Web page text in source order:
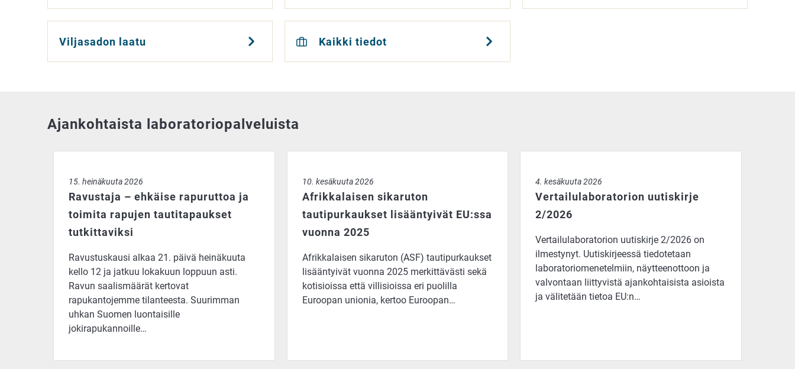
Viljasadon laatu Kaikki tiedot
Ajankohtaista laboratoriopalveluista
15. heinäkuuta 2026
Ravustaja – ehkäise rapuruttoa ja
toimita rapujen tautitapaukset
tutkittaviksi
Ravustuskausi alkaa 21. päivä heinäkuuta
kello 12 ja jatkuu lokakuun loppuun asti.
Ravun saalismäärät kertovat
rapukantojemme tilanteesta. Suurimman
uhkan Suomen luontaisille
jokirapukannoille…
10. kesäkuuta 2026
Afrikkalaisen sikaruton
tautipurkaukset lisääntyivät EU:ssa
vuonna 2025
Afrikkalaisen sikaruton (ASF) tautipurkaukset
lisääntyivät vuonna 2025 merkittävästi sekä
kotisioissa että villisioissa eri puolilla
Euroopan unionia, kertoo Euroopan…
4. kesäkuuta 2026
Vertailulaboratorion uutiskirje
2/2026
Vertailulaboratorion uutiskirje 2/2026 on
ilmestynyt. Uutiskirjeessä tiedotetaan
laboratoriomenetelmiin, näytteenottoon ja
valvontaan liittyvistä ajankohtaisista asioista
ja välitetään tietoa EU:n…